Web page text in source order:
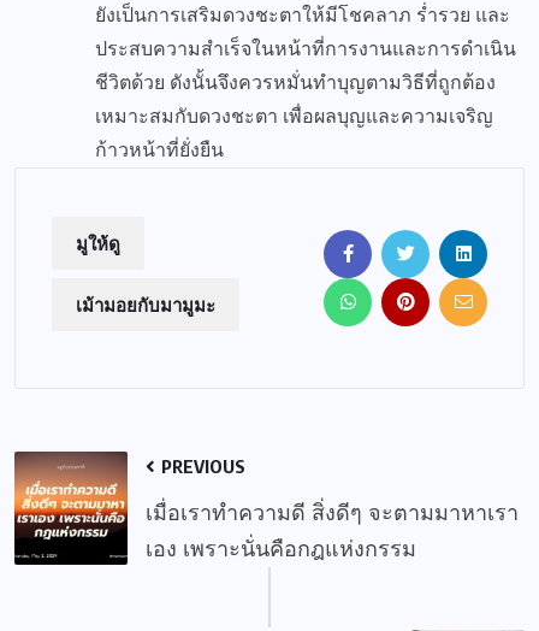
ยังเป็นการเสริมดวงชะตาให้มีโชคลาภ ร่ำรวย และ
ประสบความสำเร็จในหน้าที่การงานและการดำเนิน
ชีวิตด้วย ดังนั้นจึงควรหมั่นทำบุญตามวิธีที่ถูกต้อง
เหมาะสมกับดวงชะตา เพื่อผลบุญและความเจริญ
ก้าวหน้าที่ยั่งยืน
มูให้ดู
เม้ามอยกับมามูมะ
PREVIOUS
เมื่อเราทำความดี สิ่งดีๆ จะตามมาหาเรา
เอง เพราะนั่นคือกฎแห่งกรรม